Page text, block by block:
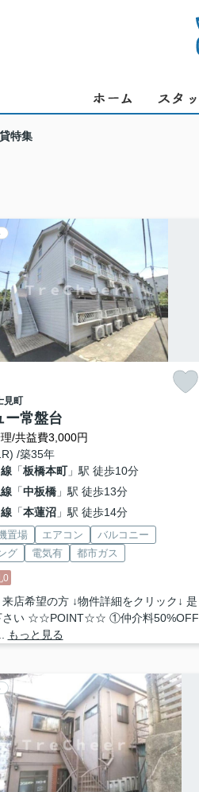
特集
見町
ー常盤台
/共益費3,000円
/築35年
「板橋本町」駅 徒歩10分
「中板橋」駅 徒歩13分
「本蓮沼」駅 徒歩14分
置場 エアコン
バルコニー
グ
電気有 都市ガス
0
店希望の方 ↓物件詳細をクリック↓ 是
さい ☆☆POINT☆☆ ①仲介料50%OFF
もっと見る